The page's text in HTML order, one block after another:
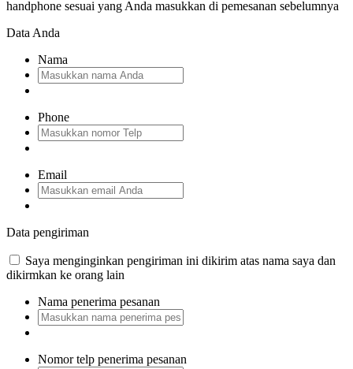
handphone sesuai yang Anda masukkan di pemesanan sebelumnya
Data Anda
Nama
Phone
Email
Data pengiriman
Saya menginginkan pengiriman ini dikirim atas nama saya dan
dikirmkan ke orang lain
Nama penerima pesanan
Nomor telp penerima pesanan